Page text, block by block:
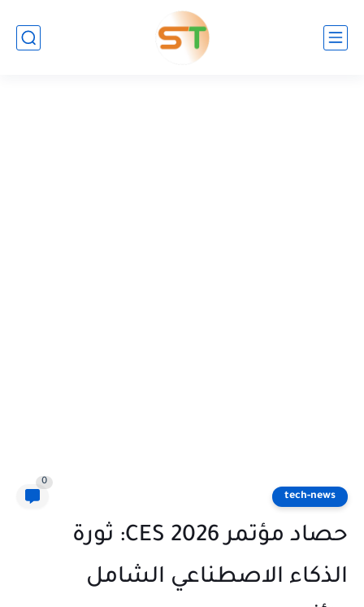
tech-news
0
حصاد مؤتمر CES 2026: ثورة
الذكاء الاصطناعي الشامل